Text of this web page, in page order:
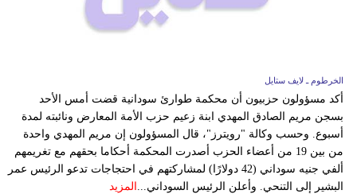
الخرطوم ـ لايف ستايل
أكد مسؤولون حزبيون أن محكمة طوارئ سودانية قضت أمس الأحد
بسجن مريم الصادق المهدي ابنة زعيم حزب الأمة المعارض ونائبته لمدة
أسبوع. وحسب وكالة "رويترز"، قال المسؤولون إن مريم المهدي واحدة
من بين 19 من أعضاء الحزب أصدرت المحكمة أحكاما بحقهم مع تغريمهم
ألفي جنيه سوداني (42 دولارًا) لمشاركتهم في احتجاجات تدعو الرئيس عمر
البشير إلى التنحي. وأعلن الرئيس السوداني... المزيد